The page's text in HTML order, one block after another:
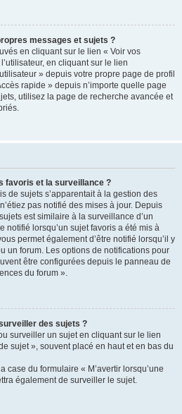
messages et sujets ?
en cliquant sur le lien « Voir vos
en cliquant sur le lien
» depuis votre propre page de profil
rapide » depuis n’importe quelle page
utilisez la page de recherche avancée et
favoris et la surveillance ?
de sujets s’apparentait à la gestion des
pas notifié des mises à jour. Depuis
est similaire à la surveillance d’un
notifié lorsqu’un sujet favoris a été mis à
permet également d’être notifié lorsqu’il y
un forum. Les options de notifications pour
être configurées depuis le panneau de
du forum ».
des sujets ?
surveiller un sujet en cliquant sur le lien
sujet », souvent placé en haut et en bas du
case du formulaire « M’avertir lorsqu’une
également de surveiller le sujet.